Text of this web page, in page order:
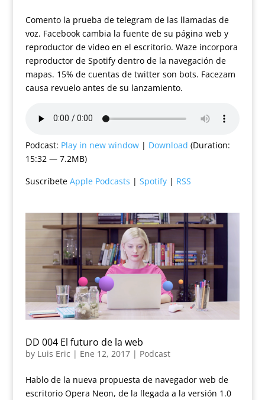
Comento la prueba de telegram de las llamadas de
voz. Facebook cambia la fuente de su página web y
reproductor de vídeo en el escritorio. Waze incorpora
reproductor de Spotify dentro de la navegación de
mapas. 15% de cuentas de twitter son bots. Facezam
causa revuelo antes de su lanzamiento.
Podcast: Play in new window| Download (Duration:
15:32 — 7.2MB)
Suscríbete Apple Podcasts | Spotify| RSS
DD 004 El futuro de la web
by Luis Eric | Ene 12, 2017| Podcast
Hablo de la nueva propuesta de navegador web de
escritorio Opera Neon, de la llegada a la versión 1.0